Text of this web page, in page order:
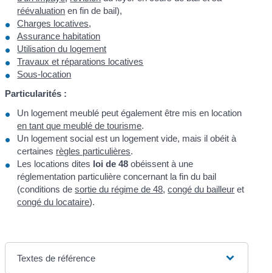
réévaluation en fin de bail),
Charges locatives,
Assurance habitation
Utilisation du logement
Travaux et réparations locatives
Sous-location
Particularités :
Un logement meublé peut également être mis en location
en tant que meublé de tourisme.
Un logement social est un logement vide, mais il obéit à
certaines règles particulières.
Les locations dites loi de 48 obéissent à une
réglementation particulière concernant la fin du bail
(conditions desortie du régime de 48,congé du bailleur et
congé du locataire).
Textes de référence